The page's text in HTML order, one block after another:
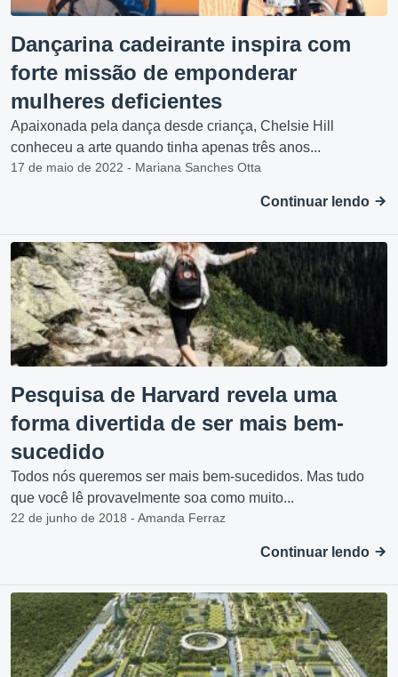
Dançarina cadeirante inspira com
forte missão de emponderar
mulheres deficientes
Apaixonada pela dança desde criança, Chelsie Hill
conheceu a arte quando tinha apenas três anos...
17 de maio de 2022 - Mariana Sanches Otta
Continuar lendo
Pesquisa de Harvard revela uma
forma divertida de ser mais bem-
sucedido
Todos nós queremos ser mais bem-sucedidos. Mas tudo
que você lê provavelmente soa como muito...
22 de junho de 2018 - Amanda Ferraz
Continuar lendo